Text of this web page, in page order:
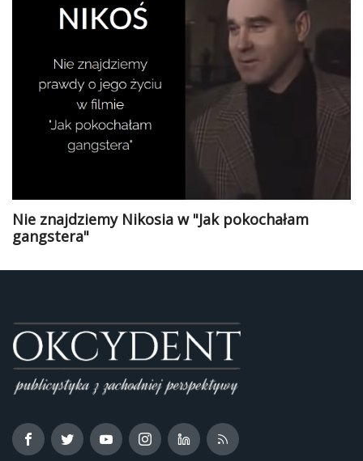
Nie znajdziemy Nikosia w "Jak pokochałam
gangstera"